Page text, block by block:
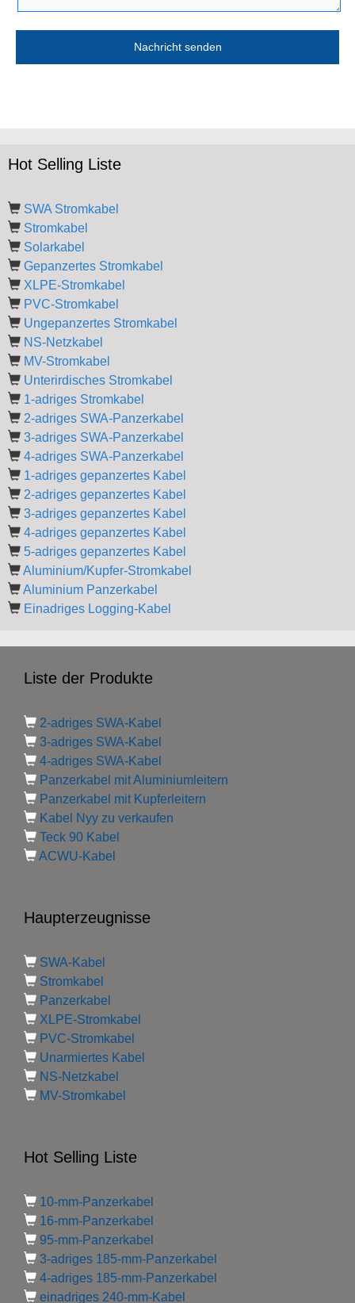
Hot Selling Liste
SWA Stromkabel
Stromkabel
Solarkabel
Gepanzertes Stromkabel
XLPE-Stromkabel
PVC-Stromkabel
Ungepanzertes Stromkabel
NS-Netzkabel
MV-Stromkabel
Unterirdisches Stromkabel
1-adriges Stromkabel
2-adriges SWA-Panzerkabel
3-adriges SWA-Panzerkabel
4-adriges SWA-Panzerkabel
1-adriges gepanzertes Kabel
2-adriges gepanzertes Kabel
3-adriges gepanzertes Kabel
4-adriges gepanzertes Kabel
5-adriges gepanzertes Kabel
Aluminium/Kupfer-Stromkabel
Aluminium Panzerkabel
Einadriges Logging-Kabel
Liste der Produkte
2-adriges SWA-Kabel
3-adriges SWA-Kabel
4-adriges SWA-Kabel
Panzerkabel mit Aluminiumleitern
Panzerkabel mit Kupferleitern
Kabel Nyy zu verkaufen
Teck 90 Kabel
ACWU-Kabel
Haupterzeugnisse
SWA-Kabel
Stromkabel
Panzerkabel
XLPE-Stromkabel
PVC-Stromkabel
Unarmiertes Kabel
NS-Netzkabel
MV-Stromkabel
Hot Selling Liste
10-mm-Panzerkabel
16-mm-Panzerkabel
95-mm-Panzerkabel
3-adriges 185-mm-Panzerkabel
4-adriges 185-mm-Panzerkabel
einadriges 240-mm-Kabel